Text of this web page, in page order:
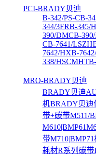
PCI-BRADY贝迪
B-342/PS-CB-
344/3FRB-345/
390/DMCB-
CB-7641/LSZH
7642/HXB-
338/HSCMHT
MRO-BRADY贝迪
BRADY贝迪
机BRADY贝迪
带+碳带M511/
带
耗材R系列碳带